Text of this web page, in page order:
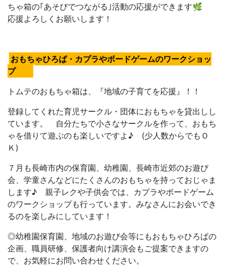
ちゃ箱の｢あそびでつながる｣活動の応援ができます🌿
応援よろしくお願いします！
おもちゃひろば・カプラやボードゲームのワークショッ
プ
トムテのおもちゃ箱は、『地域の子育てを応援』！！
登録してくれた育児サークル・団体におもちゃを貸出しし
ています。 自分たちで小さなサークルを作って、おもち
ゃを借りて遊ぶのも楽しいですよ♪ (少人数からでもＯ
Ｋ)
７月も長崎市内の保育園、幼稚園、長崎市近郊のお遊び
会、学童さんなどにたくさんのおもちゃを持っておじゃま
します♪ 親子レクや子供会では、カプラやボードゲーム
のワークショップも行っています。みなさんにお会いでき
るのを楽しみにしています！
◎幼稚園保育園、地域のお遊び会等にもおもちゃひろばの
企画、職員研修、保護者向け講演会もご提案できますの
で、お気軽にお問い合わせください。